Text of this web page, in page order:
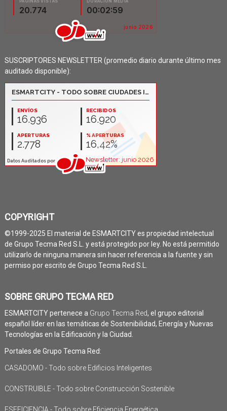
SUSCRIPTORES NEWSLETTER (promedio diario durante último mes
auditado disponible):
COPYRIGHT
©1999-2025 El material de ESMARTCITY es propiedad intelectual
de Grupo Tecma Red S.L. y está protegido por ley. No está permitido
utilizarlo de ninguna manera sin hacer referencia a la fuente y sin
permiso por escrito de Grupo Tecma Red S.L.
SOBRE GRUPO TECMA RED
ESMARTCITY pertenece a Grupo Tecma Red, el grupo editorial
español líder en las temáticas de Sostenibilidad, Energía y Nuevas
Tecnologías en la Edificación y la Ciudad.
Portales de Grupo Tecma Red:
CASADOMO - Todo sobre Edificios Inteligentes
CONSTRUIBLE - Todo sobre Construcción Sostenible